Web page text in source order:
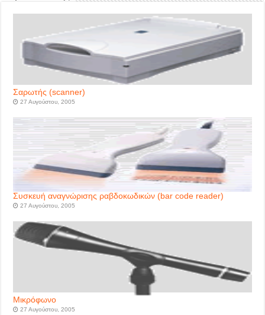
Σαρωτής (scanner)
27 Αυγούστου, 2005
Συσκευή αναγνώρισης ραβδοκωδικών (bar code reader)
27 Αυγούστου, 2005
Μικρόφωνο
27 Αυγούστου, 2005